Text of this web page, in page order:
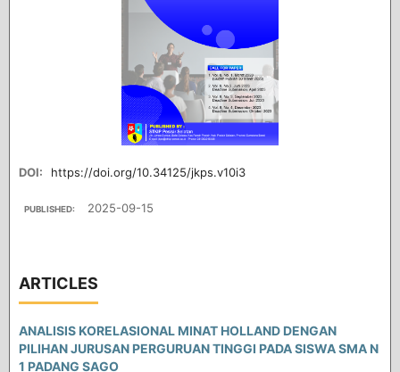
DOI: https://doi.org/10.34125/jkps.v10i3
PUBLISHED: 2025-09-15
ARTICLES
ANALISIS KORELASIONAL MINAT HOLLAND DENGAN
PILIHAN JURUSAN PERGURUAN TINGGI PADA SISWA SMA N
1 PADANG SAGO